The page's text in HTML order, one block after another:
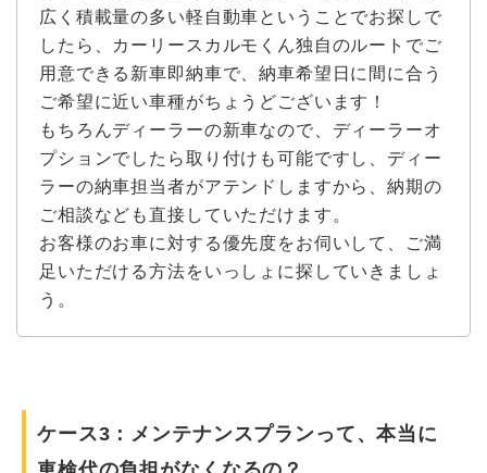
広く積載量の多い軽自動車ということでお探しで
したら、カーリースカルモくん独自のルートでご
用意できる新車即納車で、納車希望日に間に合う
ご希望に近い車種がちょうどございます！
もちろんディーラーの新車なので、ディーラーオ
プションでしたら取り付けも可能ですし、ディー
ラーの納車担当者がアテンドしますから、納期の
ご相談なども直接していただけます。
お客様のお車に対する優先度をお伺いして、ご満
足いただける方法をいっしょに探していきましょ
う。
ケース3：メンテナンスプランって、本当に